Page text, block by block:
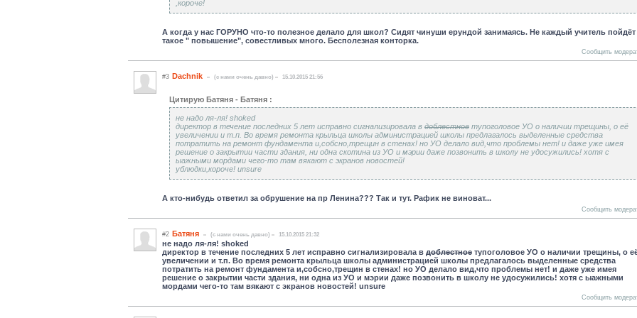
,короче!
А когда у нас ГОРУНО что-то полезное делало для школ? Сидят чинуши ерундой занимаясь. Не каждый учитель пойдёт
такое " повышение", совестливых много. Бесполезная конторка.
Сообщить
#3 Dachnik (c нами очень давно) 15.10.2015 21:56
Цитирую Батяня - Батяня :
не надо ля-ля! shoked
директор в течение последних 5 лет исправно сигнализировала в доблестное тупоголовое УО о наличии трещины, о её
увеличении и т.п. Во время ремонта крыльца школы администрацией школы предлагалось выделенные средства
потратить на ремонт фундамента и,собсно,трещин в стенах! но УО делало вид,что проблемы нет! и даже уже имея
решение о закрытии части здания, ни одна скотина из УО и мэрии даже позвонить в школу не удосужились! хотя с
ыажными мордами чего-то там вякают с экранов новостей!
ублюдки,короче! unsure
А кто-нибудь ответил за обрушение на пр Ленина??? Так и тут. Рафик не виноват...
Сообщить
#2 Батяня (c нами очень давно) 15.10.2015 21:32
не надо ля-ля! shoked
директор в течение последних 5 лет исправно сигнализировала в доблестное тупоголовое УО о наличии трещины, о
увеличении и т.п. Во время ремонта крыльца школы администрацией школы предлагалось выделенные средства
потратить на ремонт фундамента и,собсно,трещин в стенах! но УО делало вид,что проблемы нет! и даже уже имея
решение о закрытии части здания, ни одна из УО и мэрии даже позвонить в школу не удосужились! хотя с ыажными
мордами чего-то там вякают с экранов новостей! unsure
Сообщить